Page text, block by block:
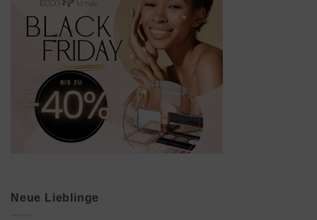
Neue Lieblinge